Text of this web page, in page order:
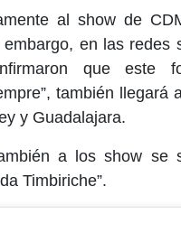
al show de
en las redes
que este
también llegará
y Guadalajara.
a los show se
Timbiriche”.